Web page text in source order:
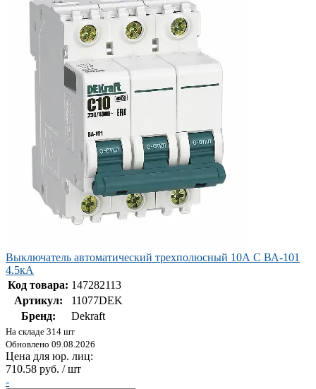
Выключатель автоматический трехполюсный 10А С ВА-101
4.5кА
Код товара: 147282113
Артикул:
11077DEK
Бренд:
Dekraft
На складе 314 шт
Обновлено 09.08.2026
Цена для юр. лиц:
710.58 руб. / шт
-